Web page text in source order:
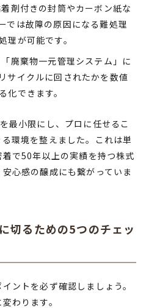
剤付きの封筒やカーボン紙な
では故障の原因になる難処理
理が可能です。
廃棄物一元管理システム」に
サイクルに回されたかを数値
化できます。
最小限にし、プロに任せるこ
環境を整えました。これは単
で50年以上の実績を持つ株式
心感の醸成にも繋がっていま
切るための5つのチェッ
ントを必ず確認しましょう。
わります。